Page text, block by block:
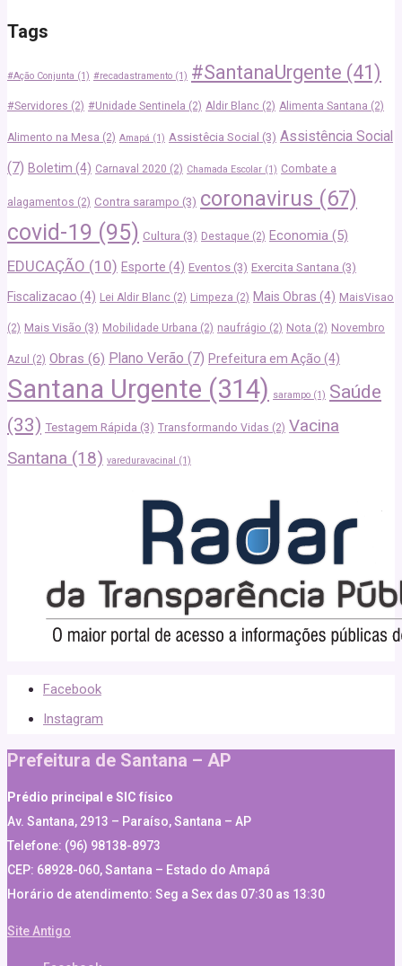
Tags
#Ação Conjunta (1) #recadastramento (1) #SantanaUrgente (41)
#Servidores (2) #Unidade Sentinela (2) Aldir Blanc (2) Alimenta Santana (2)
Alimento na Mesa (2) Amapá (1) Assistêcia Social (3) Assistência Social
(7) Boletim (4) Carnaval 2020 (2) Chamada Escolar (1) Combate a
alagamentos (2) Contra sarampo (3) coronavirus (67)
covid-19 (95) Cultura (3) Destaque (2) Economia (5)
EDUCAÇÃO (10) Esporte (4) Eventos (3) Exercita Santana (3)
Fiscalizacao (4) Lei Aldir Blanc (2) Limpeza (2) Mais Obras (4) MaisVisao
(2) Mais Visão (3) Mobilidade Urbana (2) naufrágio (2) Nota (2) Novembro
Azul (2) Obras (6) Plano Verão (7) Prefeitura em Ação (4)
Santana Urgente (314) sarampo (1) Saúde
(33) Testagem Rápida (3) Transformando Vidas (2) Vacina
Santana (18) vareduravacinal (1)
Facebook
Instagram
Prefeitura de Santana – AP
Prédio principal e SIC físico
Av. Santana, 2913 – Paraíso, Santana – AP
Telefone: (96) 98138-8973
CEP: 68928-060, Santana – Estado do Amapá
Horário de atendimento: Seg a Sex das 07:30 as 13:30
Site Antigo